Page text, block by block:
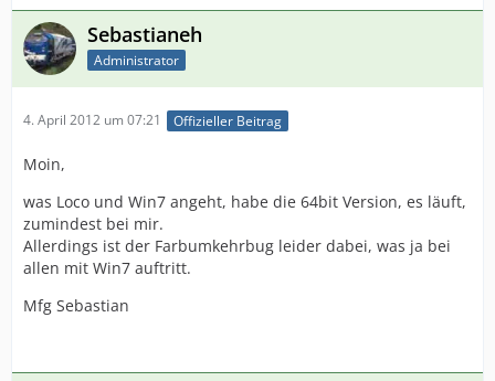
Sebastianeh
Administrator
4. April 2012 um 07:21 Offizieller Beitrag
Moin,
was Loco und Win7 angeht, habe die 64bit Version, es läuft,
zumindest bei mir.
Allerdings ist der Farbumkehrbug leider dabei, was ja bei
allen mit Win7 auftritt.
Mfg Sebastian